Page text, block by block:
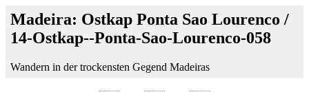
Madeira: Ostkap Ponta Sao Lourenco /
14-Ostkap--Ponta-Sao-Lourenco-058
Wandern in der trockensten Gegend Madeiras